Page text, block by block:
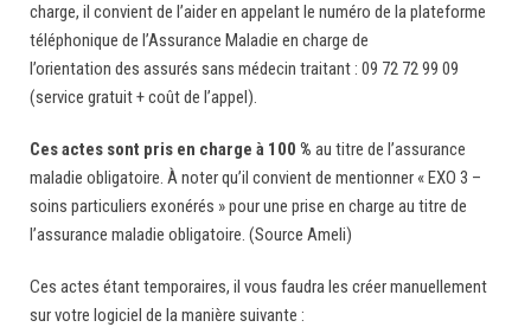
charge, il convient de l’aider en appelant le numéro de la plateforme
téléphonique de l’Assurance Maladie en charge de
l’orientation des assurés sans médecin traitant : 09 72 72 99 09
(service gratuit + coût de l’appel).
Ces actes sont pris en charge à 100 % au titre de l’assurance
maladie obligatoire. À noter qu’il convient de mentionner « EXO 3 –
soins particuliers exonérés » pour une prise en charge au titre de
l’assurance maladie obligatoire. (Source Ameli)
Ces actes étant temporaires, il vous faudra les créer manuellement
sur votre logiciel de la manière suivante :